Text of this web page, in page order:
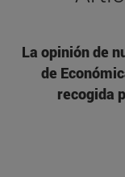
La opinión de
de
recogida